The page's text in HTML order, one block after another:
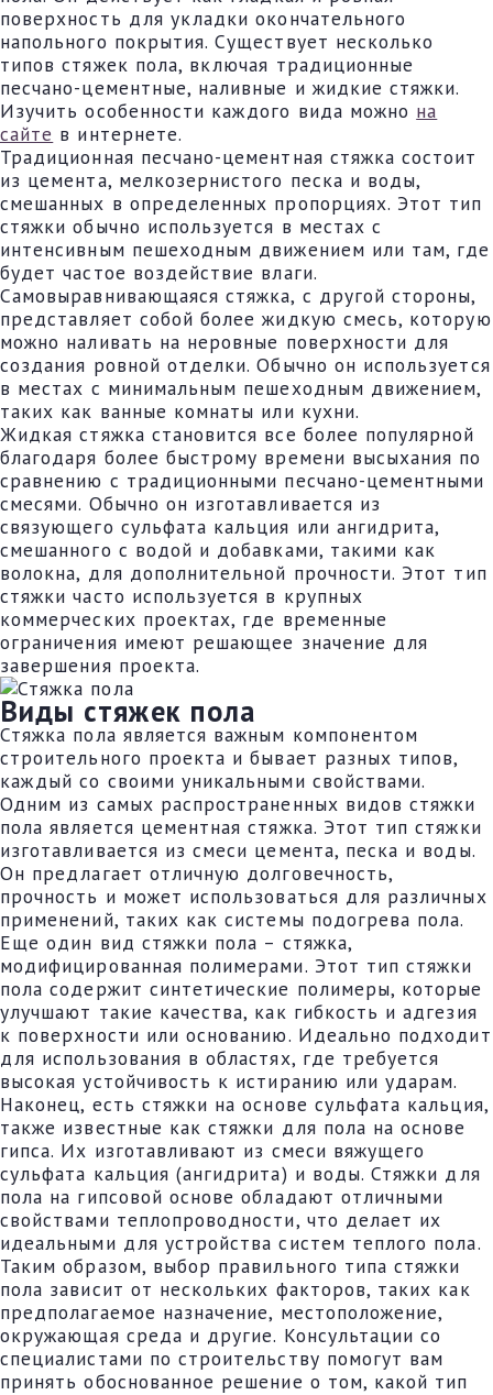
поверхность для укладки окончательного
напольного покрытия. Существует несколько
типов стяжек пола, включая традиционные
песчано-цементные, наливные и жидкие стяжки.
Изучить особенности каждого вида можно на
сайте в интернете.
Традиционная песчано-цементная стяжка состоит
из цемента, мелкозернистого песка и воды,
смешанных в определенных пропорциях. Этот тип
стяжки обычно используется в местах с
интенсивным пешеходным движением или там, где
будет частое воздействие влаги.
Самовыравнивающаяся стяжка, с другой стороны,
представляет собой более жидкую смесь, которую
можно наливать на неровные поверхности для
создания ровной отделки. Обычно он используется
в местах с минимальным пешеходным движением,
таких как ванные комнаты или кухни.
Жидкая стяжка становится все более популярной
благодаря более быстрому времени высыхания по
сравнению с традиционными песчано-цементными
смесями. Обычно он изготавливается из
связующего сульфата кальция или ангидрита,
смешанного с водой и добавками, такими как
волокна, для дополнительной прочности. Этот тип
стяжки часто используется в крупных
коммерческих проектах, где временные
ограничения имеют решающее значение для
завершения проекта.
Виды стяжек пола
Стяжка пола является важным компонентом
строительного проекта и бывает разных типов,
каждый со своими уникальными свойствами.
Одним из самых распространенных видов стяжки
пола является цементная стяжка. Этот тип стяжки
изготавливается из смеси цемента, песка и воды.
Он предлагает отличную долговечность,
прочность и может использоваться для различных
применений, таких как системы подогрева пола.
Еще один вид стяжки пола – стяжка,
модифицированная полимерами. Этот тип стяжки
пола содержит синтетические полимеры, которые
улучшают такие качества, как гибкость и адгезия
к поверхности или основанию. Идеально подходит
для использования в областях, где требуется
высокая устойчивость к истиранию или ударам.
Наконец, есть стяжки на основе сульфата кальция,
также известные как стяжки для пола на основе
гипса. Их изготавливают из смеси вяжущего
сульфата кальция (ангидрита) и воды. Стяжки для
пола на гипсовой основе обладают отличными
свойствами теплопроводности, что делает их
идеальными для устройства систем теплого пола.
Таким образом, выбор правильного типа стяжки
пола зависит от нескольких факторов, таких как
предполагаемое назначение, местоположение,
окружающая среда и другие. Консультации со
специалистами по строительству помогут вам
принять обоснованное решение о том, какой тип